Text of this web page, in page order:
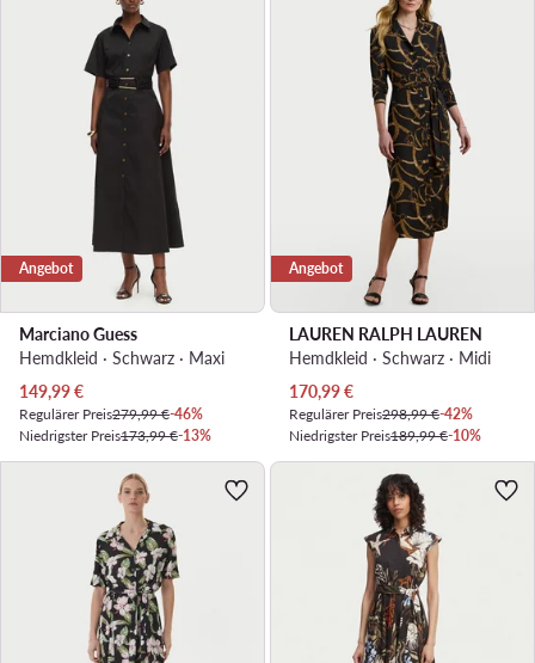
Angebot
Marciano Guess
Hemdkleid · Schwarz · Maxi
Aktueller Preis
149,99€
Regulärer Preis279,99 €-46%
Niedrigster Preis173,99 €-13%
Angebot
LAUREN RALPH LAUREN
Hemdkleid · Schwarz · Midi
Aktueller Preis
170,99€
Regulärer Preis298,99 €-42%
Niedrigster Preis189,99 €-10%